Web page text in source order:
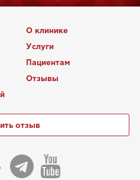
О клинике
Услуги
Пациентам
Отзывы
отзыв